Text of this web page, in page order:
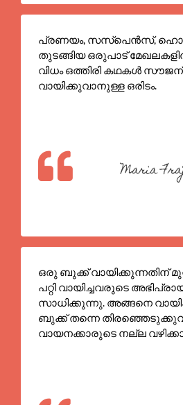
പ്രണയം, സസ്പെൻസ്,
തുടങ്ങിയ ഒരുപാട്
വിധം ഒത്തിരി കഥകൾ
വായിക്കുവാനുള്ള ഒരിടം.
Maria
ഒരു ബുക്ക്‌ വായിക്കുന്നതിന്‌
പറ്റി വായിച്ചവരുടെ
സാധിക്കുന്നു. അങ്ങനെ
ബുക്ക്‌ തന്നെ
വായനക്കാരുടെ നല്ല